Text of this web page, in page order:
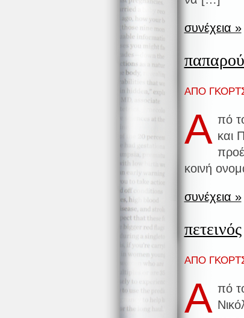
συνέχεια »
ΑΠΟ
Α πό
και
κοινή
συνέχεια »
πετεινός
ΑΠΟ
Α πό